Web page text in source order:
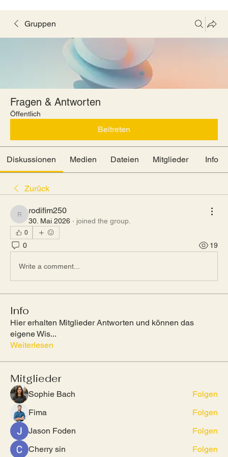
Gruppen
Fragen & Antworten
Öffentlich
Beitreten
Diskussionen Medien Dateien Mitglieder Info
Zurück
rodifim250
rodifim250
30. Mai 2026 · joined the group.
0
0 19
Write a comment...
Info
Hier erhalten Mitglieder Antworten und können das
eigene Wis...
Weiterlesen
Mitglieder
Sophie Bach
Folgen
Fima
Folgen
Jason Foden
Folgen
Cherry sin
Folgen